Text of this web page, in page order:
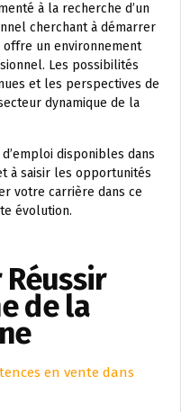
à la recherche d’un
cherchant à démarrer
offre un environnement
Les possibilités
et les perspectives de
dynamique de la
disponibles dans
à saisir les opportunités
votre carrière dans ce
évolution.
de la
en vente dans